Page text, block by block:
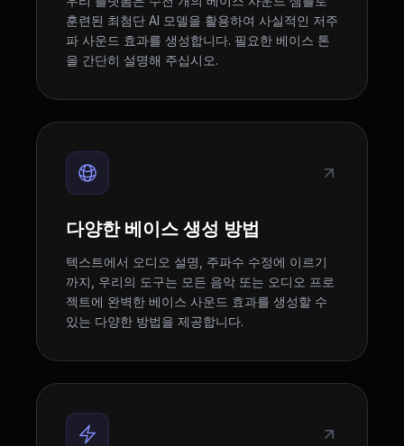
훈련된 최첨단 AI 모델을 활용하여 사실적인 저주
파 사운드 효과를 생성합니다. 필요한 베이스 톤
을 간단히 설명해 주십시오.
다양한 베이스 생성 방법
텍스트에서 오디오 설명, 주파수 수정에 이르기
까지, 우리의 도구는 모든 음악 또는 오디오 프로
젝트에 완벽한 베이스 사운드 효과를 생성할 수
있는 다양한 방법을 제공합니다.